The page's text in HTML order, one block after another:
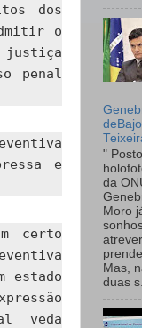
dos
o
justiça
penal
e
certo
estado
veda
"
da
Moro
Mas,
duas